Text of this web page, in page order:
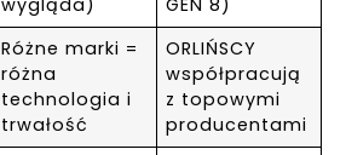
wygląda)
GEN 8)
Różne marki =
różna
technologia i
trwałość
ORLIŃSCY
współpracują
z topowymi
producentami